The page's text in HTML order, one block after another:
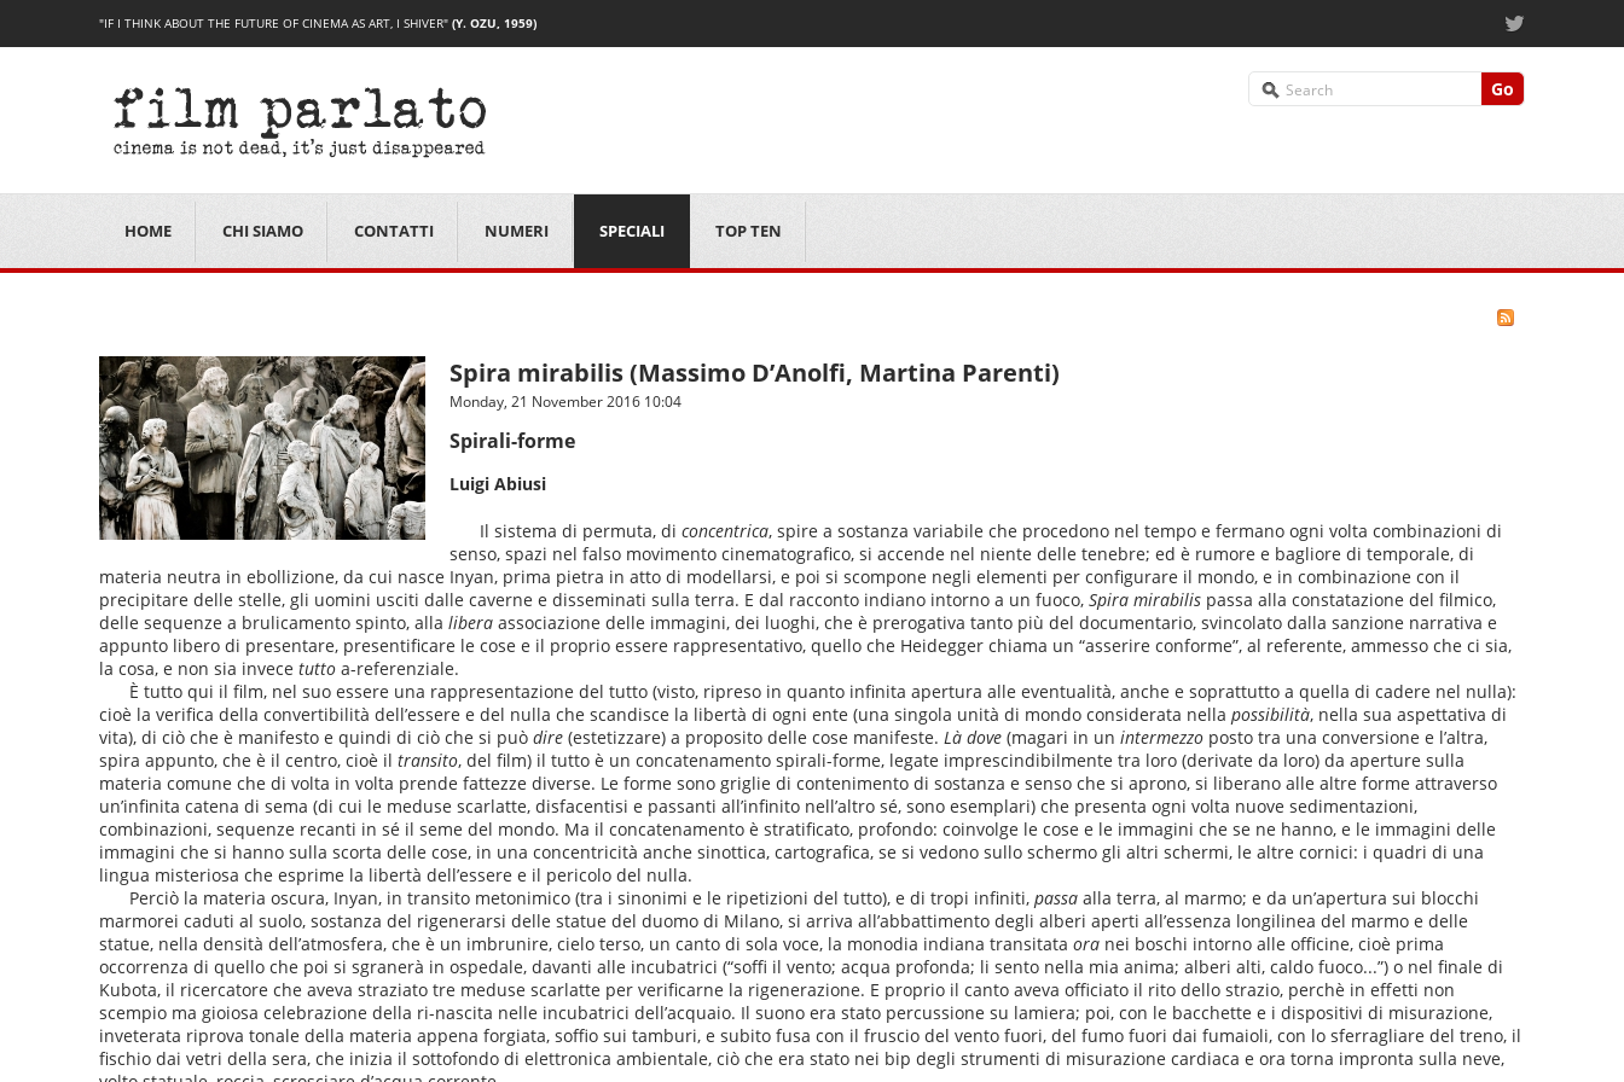
"IF I THINK ABOUT THE FUTURE OF CINEMA AS ART, I SHIVER" (Y. OZU, 1959)
Go
HOME CHI SIAMO CONTATTI NUMERI SPECIALI TOP TEN
Spira mirabilis (Massimo D’Anolfi, Martina Parenti)
Monday, 21 November 2016 10:04
Spirali-forme
Luigi Abiusi
Il sistema di permuta, di concentrica, spire a sostanza variabile che procedono nel tempo e fermano ogni volta combinazioni di
senso, spazi nel falso movimento cinematografico, si accende nel niente delle tenebre; ed è rumore e bagliore di temporale, di
materia neutra in ebollizione, da cui nasce Inyan, prima pietra in atto di modellarsi, e poi si scompone negli elementi per configurare il mondo, e in combinazione con il
precipitare delle stelle, gli uomini usciti dalle caverne e disseminati sulla terra. E dal racconto indiano intorno a un fuoco, Spira mirabilis passa alla constatazione del filmico,
delle sequenze a brulicamento spinto, alla libera associazione delle immagini, dei luoghi, che è prerogativa tanto più del documentario, svincolato dalla sanzione narrativa e
appunto libero di presentare, presentificare le cose e il proprio essere rappresentativo, quello che Heidegger chiama un “asserire conforme”, al referente, ammesso che ci sia,
la cosa, e non sia invece tutto a-referenziale.
È tutto qui il film, nel suo essere una rappresentazione del tutto (visto, ripreso in quanto infinita apertura alle eventualità, anche e soprattutto a quella di cadere nel nulla):
cioè la verifica della convertibilità dell’essere e del nulla che scandisce la libertà di ogni ente (una singola unità di mondo considerata nella possibilità, nella sua aspettativa di
vita), di ciò che è manifesto e quindi di ciò che si può dire (estetizzare) a proposito delle cose manifeste. Là dove (magari in un intermezzo posto tra una conversione e l’altra,
spira appunto, che è il centro, cioè il transito, del film) il tutto è un concatenamento spirali-forme, legate imprescindibilmente tra loro (derivate da loro) da aperture sulla
materia comune che di volta in volta prende fattezze diverse. Le forme sono griglie di contenimento di sostanza e senso che si aprono, si liberano alle altre forme attraverso
un’infinita catena di sema (di cui le meduse scarlatte, disfacentisi e passanti all’infinito nell’altro sé, sono esemplari) che presenta ogni volta nuove sedimentazioni,
combinazioni, sequenze recanti in sé il seme del mondo. Ma il concatenamento è stratificato, profondo: coinvolge le cose e le immagini che se ne hanno, e le immagini delle
immagini che si hanno sulla scorta delle cose, in una concentricità anche sinottica, cartografica, se si vedono sullo schermo gli altri schermi, le altre cornici: i quadri di una
lingua misteriosa che esprime la libertà dell’essere e il pericolo del nulla.
Perciò la materia oscura, Inyan, in transito metonimico (tra i sinonimi e le ripetizioni del tutto), e di tropi infiniti, passa alla terra, al marmo; e da un’apertura sui blocchi
marmorei caduti al suolo, sostanza del rigenerarsi delle statue del duomo di Milano, si arriva all’abbattimento degli alberi aperti all’essenza longilinea del marmo e delle
statue, nella densità dell’atmosfera, che è un imbrunire, cielo terso, un canto di sola voce, la monodia indiana transitata ora nei boschi intorno alle officine, cioè prima
occorrenza di quello che poi si sgranerà in ospedale, davanti alle incubatrici (“soffi il vento; acqua profonda; li sento nella mia anima; alberi alti, caldo fuoco...”) o nel finale di
Kubota, il ricercatore che aveva straziato tre meduse scarlatte per verificarne la rigenerazione. E proprio il canto aveva officiato il rito dello strazio, perchè in effetti non
scempio ma gioiosa celebrazione della ri-nascita nelle incubatrici dell’acquaio. Il suono era stato percussione su lamiera; poi, con le bacchette e i dispositivi di misurazione,
inveterata riprova tonale della materia appena forgiata, soffio sui tamburi, e subito fusa con il fruscio del vento fuori, del fumo fuori dai fumaioli, con lo sferragliare del treno, il
fischio dai vetri della sera, che inizia il sottofondo di elettronica ambientale, ciò che era stato nei bip degli strumenti di misurazione cardiaca e ora torna impronta sulla neve,